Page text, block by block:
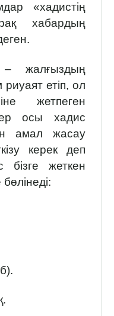
«хадистің
хабардың
етіп, ол
жетпеген
осы хадис
амал жасау
керек деп
бізге жеткен